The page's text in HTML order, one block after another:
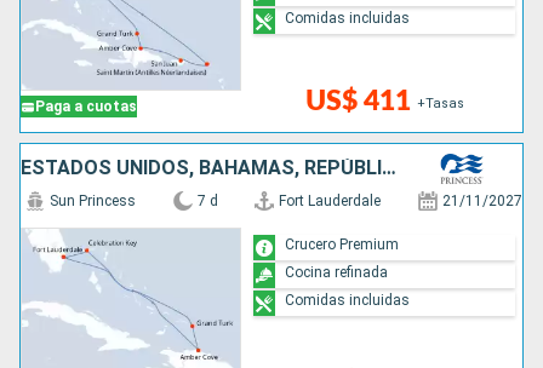
Paga a cuotas US$ 411 +Tasas
Comidas incluidas
ESTADOS UNIDOS, BAHAMAS, REPÚBLICA DOMINICANA
Sun Princess 7 d Fort Lauderdale 21/11/2027
Crucero Premium
Cocina refinada
Comidas incluidas